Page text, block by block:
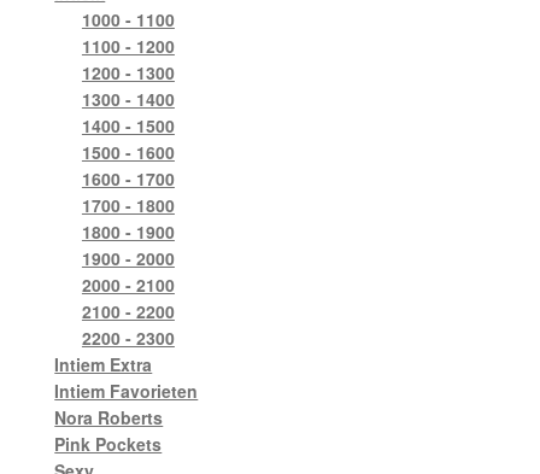
1000 - 1100
1100 - 1200
1200 - 1300
1300 - 1400
1400 - 1500
1500 - 1600
1600 - 1700
1700 - 1800
1800 - 1900
1900 - 2000
2000 - 2100
2100 - 2200
2200 - 2300
Intiem Extra
Intiem Favorieten
Nora Roberts
Pink Pockets